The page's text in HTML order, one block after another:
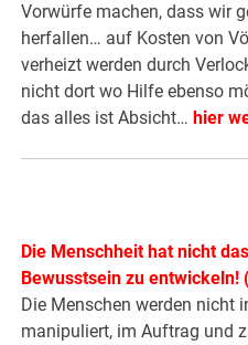
Vorwürfe machen, dass wir
herfallen… auf Kosten von
verheizt werden durch
nicht dort wo Hilfe ebenso
das alles ist Absicht… hier
Die Menschheit hat nicht
Bewusstsein zu entwickeln!
Die Menschen werden nicht
manipuliert, im Auftrag und